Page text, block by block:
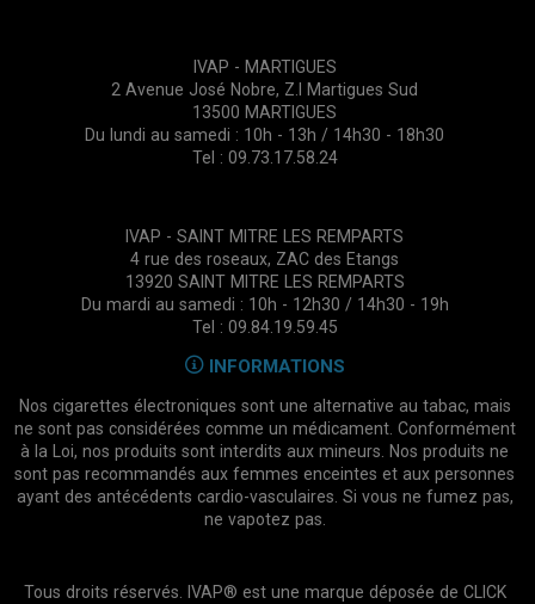
IVAP - MARTIGUES
2 Avenue José Nobre, Z.I Martigues Sud
13500 MARTIGUES
Du lundi au samedi : 10h - 13h / 14h30 - 18h30
Tel : 09.73.17.58.24
IVAP - SAINT MITRE LES REMPARTS
4 rue des roseaux, ZAC des Etangs
13920 SAINT MITRE LES REMPARTS
Du mardi au samedi : 10h - 12h30 / 14h30 - 19h
Tel : 09.84.19.59.45
INFORMATIONS
Nos cigarettes électroniques sont une alternative au tabac, mais
ne sont pas considérées comme un médicament. Conformément
à la Loi, nos produits sont interdits aux mineurs. Nos produits ne
sont pas recommandés aux femmes enceintes et aux personnes
ayant des antécédents cardio-vasculaires. Si vous ne fumez pas,
ne vapotez pas.
Tous droits réservés. IVAP® est une marque déposée de CLICK